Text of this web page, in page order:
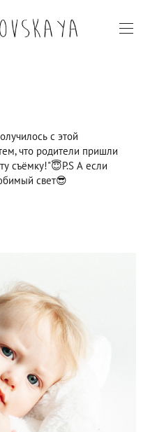
с этой
что родители пришли
съёмку!"😇P.S А если
свет😎